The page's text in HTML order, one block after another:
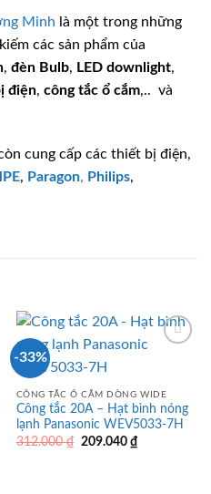
Minh là một trong những
các sản phẩm của
, đèn Bulb, LED downlight,
điện, công tắc ổ cắm,.. và
cung cấp các thiết bị điện,
, Paragon, Philips,
-33%
CÔNG TẮC Ổ CẮM DÒNG WIDE
Công tắc 20A – Hạt bình nóng
lạnh Panasonic WEV5033-7H
312.000₫
Giá
209.040 ₫Giá
hiện